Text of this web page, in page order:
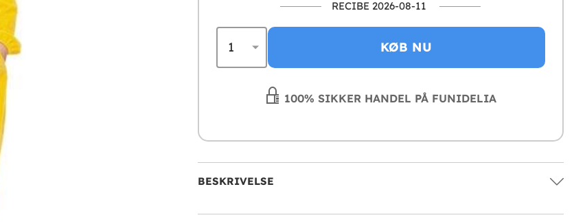
RECIBE 2026-08-11
KØB NU
100% SIKKER HANDEL PÅ FUNIDELIA
BESKRIVELSE